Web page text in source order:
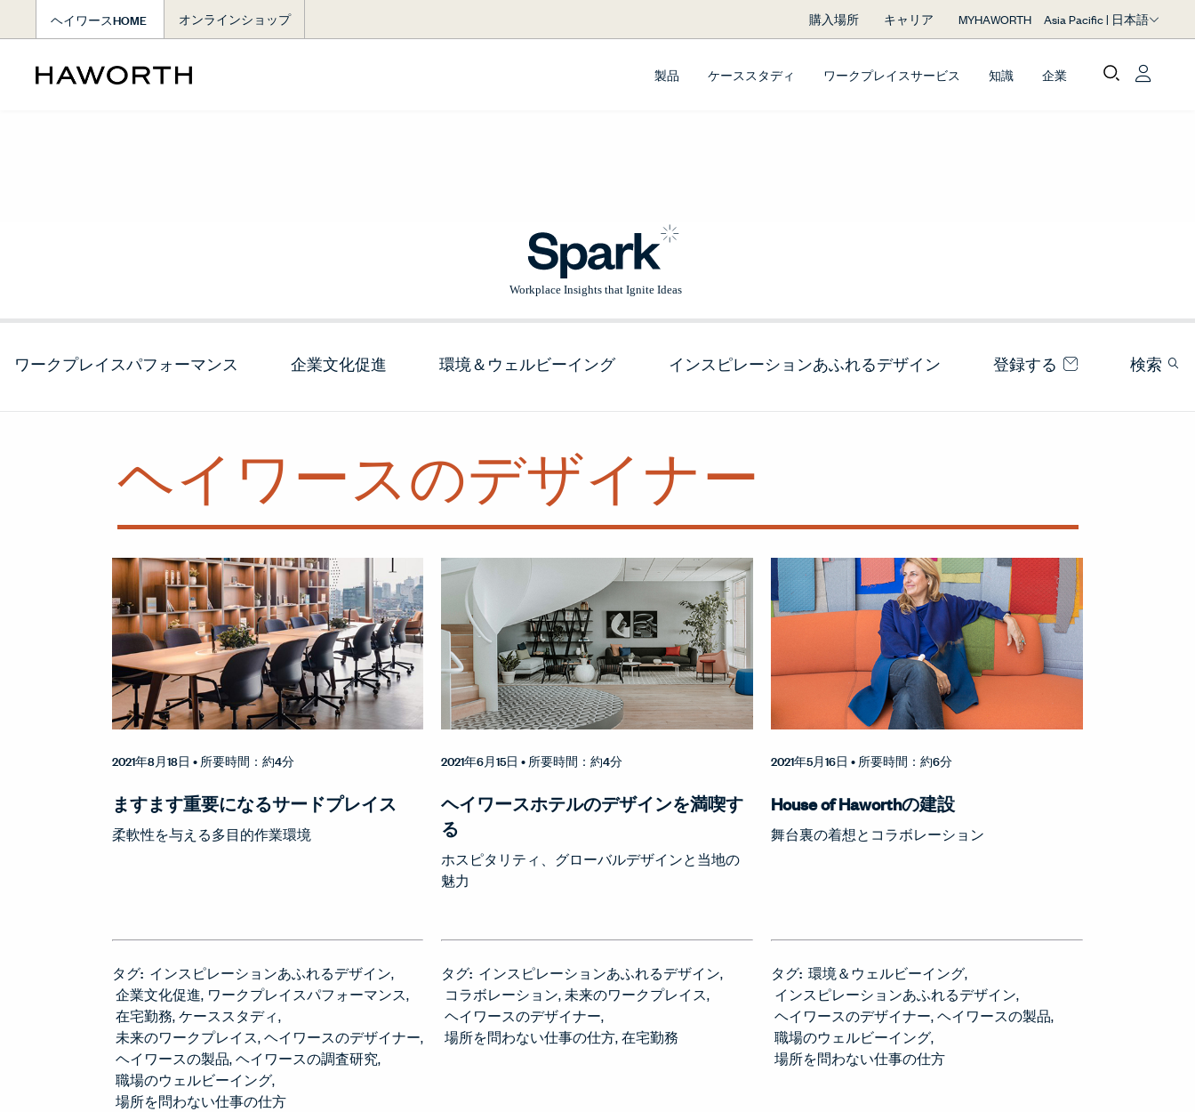
ヘイワースHOME オンラインショップ 購入場所 キャリア MYHAWORTH Asia Pacific | 日本語
製品 ケーススタディ ワークプレイスサービス 知識 企業
ワークプレイスパフォーマンス 企業文化促進 環境＆ウェルビーイング インスピレーションあふれるデザイン 登録する 検索
ヘイワースのデザイナー
2021年8月18日 • 所要時間：約4分
ますます重要になるサードプレイス
柔軟性を与える多目的作業環境
タグ: インスピレーションあふれるデザイン
企業文化促進 ワークプレイスパフォーマンス
在宅勤務 ケーススタディ
未来のワークプレイス ヘイワースのデザイナー
ヘイワースの製品 ヘイワースの調査研究
職場のウェルビーイング
場所を問わない仕事の仕方
2021年6月15日 • 所要時間：約4分
ヘイワースホテルのデザインを満喫す
る
ホスピタリティ、グローバルデザインと当地の
魅力
タグ: インスピレーションあふれるデザイン
コラボレーション 未来のワークプレイス
ヘイワースのデザイナー
場所を問わない仕事の仕方 在宅勤務
2021年5月16日 • 所要時間：約6分
House of Haworthの建設
舞台裏の着想とコラボレーション
タグ: 環境＆ウェルビーイング
インスピレーションあふれるデザイン
ヘイワースのデザイナー ヘイワースの製品
職場のウェルビーイング
場所を問わない仕事の仕方